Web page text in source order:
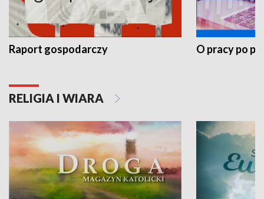
Raport gospodarczy O pracy po
RELIGIA I WIARA